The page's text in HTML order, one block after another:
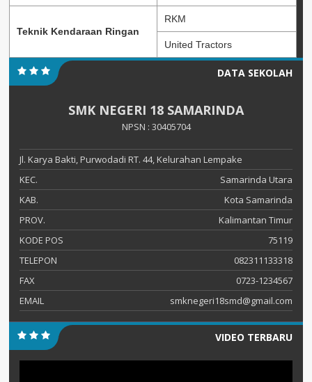
Teknik Kendaraan Ringan
RKM
United Tractors
DATA SEKOLAH
SMK NEGERI 18 SAMARINDA
NPSN : 30405704
Jl. Karya Bakti, Purwodadi RT. 44, Kelurahan Lempake
KEC.
Samarinda Utara
KAB.
Kota Samarinda
PROV.
Kalimantan Timur
KODE POS
75119
TELEPON
082311133318
FAX
0723-1234567
EMAIL
smknegeri18smd@gmail.com
VIDEO TERBARU